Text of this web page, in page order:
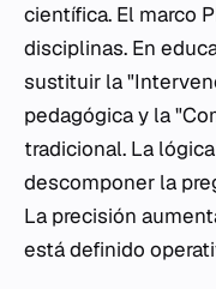
científica. El marco
disciplinas. En
sustituir la
pedagógica y la
tradicional. La
descomponer la
La precisión
está definido